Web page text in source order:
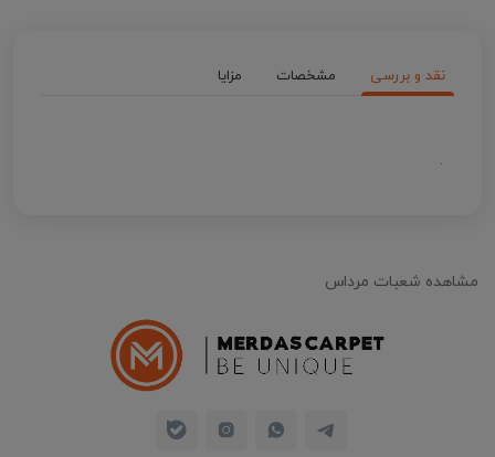
نقد و بررسی مشخصات مزایا
.
مشاهده شعبات مرداس